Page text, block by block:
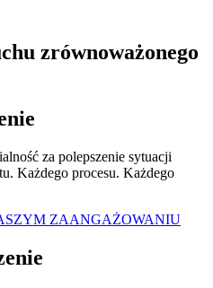
zrównoważonego
za polepszenie sytuacji
Każdego procesu. Każdego
ZAANGAŻOWANIU